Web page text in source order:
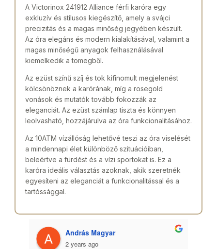
A Victorinox 241912 Alliance férfi karóra egy
exkluzív és stílusos kiegészítő, amely a svájci
precizitás és a magas minőség jegyében készült.
Az óra elegáns és modern kialakításával, valamint a
magas minőségű anyagok felhasználásával
kiemelkedik a tömegből.
Az ezüst színű szíj és tok kifinomult megjelenést
kölcsönöznek a karórának, míg a rosegold
vonások és mutatók tovább fokozzák az
eleganciát. Az ezüst számlap tiszta és könnyen
leolvasható, hozzájárulva az óra funkcionalitásához.
Az 10ATM vízállóság lehetővé teszi az óra viselését
a mindennapi élet különböző szituációiban,
beleértve a fürdést és a vízi sportokat is. Ez a
karóra ideális választás azoknak, akik szeretnék
egyesíteni az eleganciát a funkcionalitással és a
tartóssággal.
András Magyar
2 years ago